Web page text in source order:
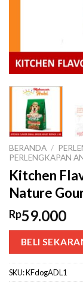
BERANDA /
PERLENGKAPAN
Kitchen
Nature
Rp59.000
BELI
SKU:KFdogADL1